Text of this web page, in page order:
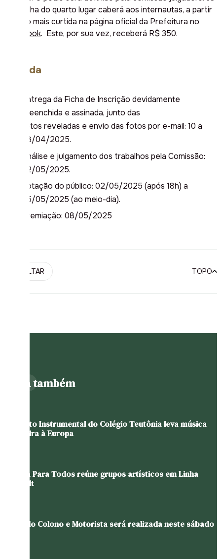
a escolha do quarto lugar caberá aos internautas, a partir
da foto mais curtida na página oficial da Prefeitura no
Facebook. Este, por sua vez, receberá R$ 350.
Agenda
Entrega da Ficha de Inscrição devidamente
preenchida e assinada, junto das
fotos reveladas e envio das fotos por e-mail: 10 a
28/04/2025.
Análise e julgamento dos trabalhos pela Comissão:
02/05/2025.
Votação do público: 02/05/2025 (após 18h) a
05/05/2025 (ao meio-dia).
Premiação: 08/05/2025
VOLTAR TOPO
Leia também
Conjunto Instrumental do Colégio Teutônia leva música
brasileira à Europa
Cultura Para Todos reúne grupos artísticos em Linha
Schmidt
Festa do Colono e Motorista será realizada neste sábado